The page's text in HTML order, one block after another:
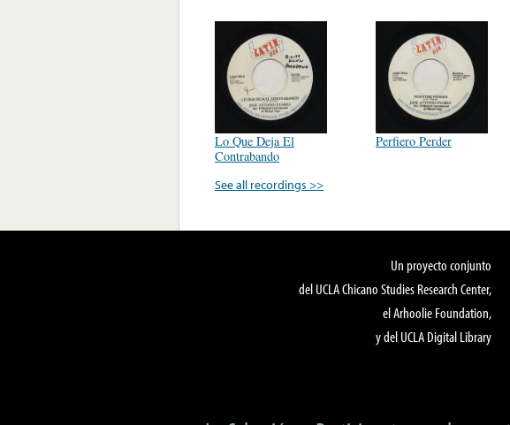
Lo Que Deja El
Contrabando
Perfiero Perder
See all recordings >>
Un proyecto conjunto
del UCLA Chicano Studies Research Center,
el Arhoolie Foundation,
y del UCLA Digital Library